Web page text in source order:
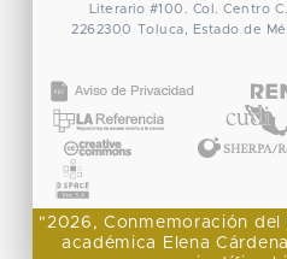
Literario #100. Col. Centro
2262300 Toluca, Estado de
"2026, Conmemoración
académica Elena